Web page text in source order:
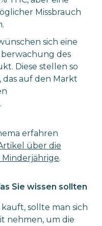
Missbrauch
sich eine
des
Diese stellen so
das auf den Markt
erfahren
über die
.
Sie wissen sollten
sollte man sich
nehmen, um die